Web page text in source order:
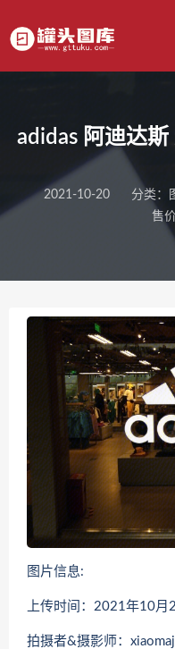
adidas 阿迪达
2021-10-20 分类：
售
图片信息:
上传时间：2021年10月
拍摄者&摄影师：